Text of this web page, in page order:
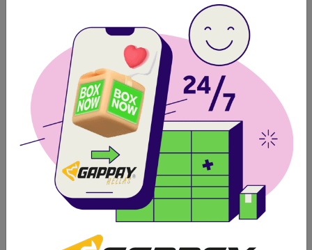
Κάντε εγγραφή στο
Newsletter μας
Κάνε εγγραφή στο newsletter μας για να
ενημερώνεσαι για όλα τα νέα και τις
προσφορές μας!